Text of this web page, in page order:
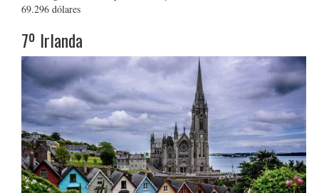
69.296 dólares
7º Irlanda